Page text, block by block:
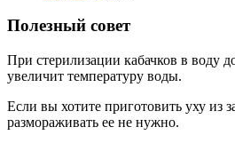
Полезный совет
При стерилизации кабачков в воду
увеличит температуру воды.
Если вы хотите приготовить уху из
размораживать ее не нужно.